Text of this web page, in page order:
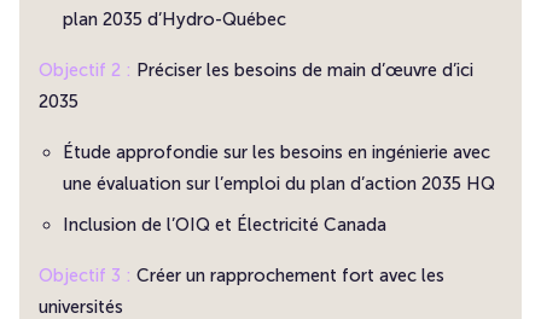
plan 2035 d’Hydro-Québec
Objectif 2 : Préciser les besoins de main d’œuvre d’ici
2035
Étude approfondie sur les besoins en ingénierie avec
une évaluation sur l’emploi du plan d’action 2035 HQ
Inclusion de l’OIQ et Électricité Canada
Objectif 3 : Créer un rapprochement fort avec les
universités